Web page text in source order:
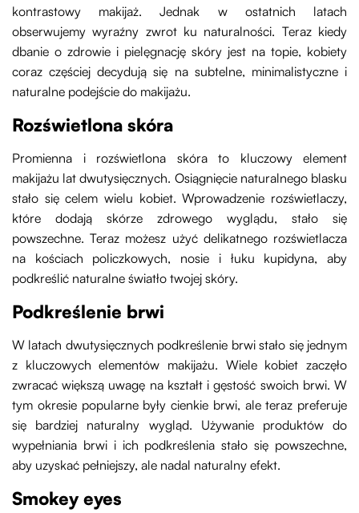
kontrastowy makijaż. Jednak w ostatnich latach
obserwujemy wyraźny zwrot ku naturalności. Teraz kiedy
dbanie o zdrowie i pielęgnację skóry jest na topie, kobiety
coraz częściej decydują się na subtelne, minimalistyczne i
naturalne podejście do makijażu.
Rozświetlona skóra
Promienna i rozświetlona skóra to kluczowy element
makijażu lat dwutysięcznych. Osiągnięcie naturalnego blasku
stało się celem wielu kobiet. Wprowadzenie rozświetlaczy,
które dodają skórze zdrowego wyglądu, stało się
powszechne. Teraz możesz użyć delikatnego rozświetlacza
na kościach policzkowych, nosie i łuku kupidyna, aby
podkreślić naturalne światło twojej skóry.
Podkreślenie brwi
W latach dwutysięcznych podkreślenie brwi stało się jednym
z kluczowych elementów makijażu. Wiele kobiet zaczęło
zwracać większą uwagę na kształt i gęstość swoich brwi. W
tym okresie popularne były cienkie brwi, ale teraz preferuje
się bardziej naturalny wygląd. Używanie produktów do
wypełniania brwi i ich podkreślenia stało się powszechne,
aby uzyskać pełniejszy, ale nadal naturalny efekt.
Smokey eyes